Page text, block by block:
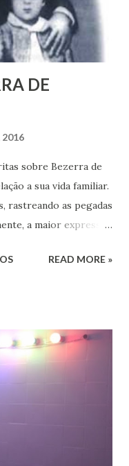
DE
2016
Bezerra de
a sua vida familiar.
rastreando as pegadas
a maior expressão
um pouco mais
querida amiga Lúcia
residente em
parte desse
READ MORE »